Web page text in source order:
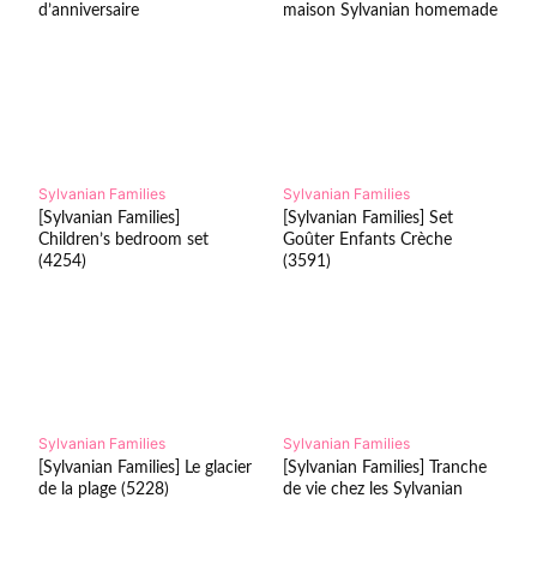
d’anniversaire
maison Sylvanian homemade
Sylvanian Families
[Sylvanian Families]
Children’s bedroom set
(4254)
Sylvanian Families
[Sylvanian Families] Set
Goûter Enfants Crèche
(3591)
Sylvanian Families
[Sylvanian Families] Le glacier
de la plage (5228)
Sylvanian Families
[Sylvanian Families] Tranche
de vie chez les Sylvanian